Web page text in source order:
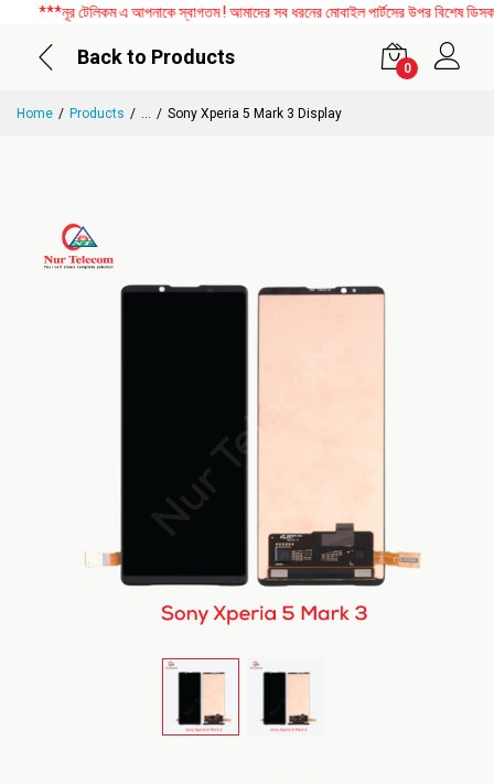
***নূর টেলিকম এ আপনাকে স্বাগতম ! আমাদের সব ধরনের মোবাইল পার্টসের উপর বিশেষ
Back to Products
0
Home Products ... Sony Xperia 5 Mark 3 Display